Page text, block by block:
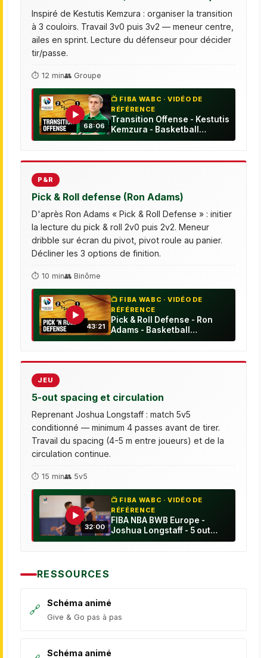
Inspiré de Kestutis Kemzura : organiser la transition
à 3 couloirs. Travail 3v0 puis 3v2 — meneur centre,
ailes en sprint. Lecture du défenseur pour décider
tir/passe.
⏱ 12 min👥 Groupe
▶
68:06
📺 FIBA WABC · VIDÉO DE
RÉFÉRENCE
Transition Offense - Kestutis
Kemzura - Basketball
Fundamentals
P&R
Pick & Roll defense (Ron Adams)
D'après Ron Adams « Pick & Roll Defense » : initier
la lecture du pick & roll 2v0 puis 2v2. Meneur
dribble sur écran du pivot, pivot roule au panier.
Décliner les 3 options de finition.
⏱ 10 min👥 Binôme
▶
43:21
📺 FIBA WABC · VIDÉO DE
RÉFÉRENCE
Pick & Roll Defense - Ron
Adams - Basketball
Fundamentals
JEU
5-out spacing et circulation
Reprenant Joshua Longstaff : match 5v5
conditionné — minimum 4 passes avant de tirer.
Travail du spacing (4-5 m entre joueurs) et de la
circulation continue.
⏱ 15 min👥 5v5
▶
32:00
📺 FIBA WABC · VIDÉO DE
RÉFÉRENCE
FIBA NBA BWB Europe -
Joshua Longstaff - 5 out
offense, reading defence
RESSOURCES
Schéma animé
Give & Go pas à pas
Schéma animé